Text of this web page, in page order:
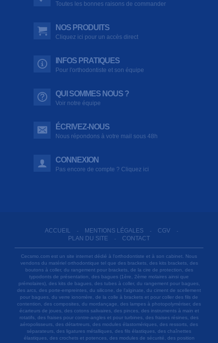
Toutes les bonnes raisons de commander
NOS PRODUITS
Cliquez ici pour un accès direct
INFOS PRATIQUES
Pour l'orthodontiste et son équipe
QUI SOMMES NOUS ?
Voir notre équipe
ÉCRIVEZ-NOUS
Nous répondons à votre mail sous 48h
CONNEXION
Pas encore de compte ? Cliquez ici
ACCUEIL - MENTIONS LÉGALES - CGV -
PLAN DU SITE - CONTACT
Cecsmo.com est un site internet dédié à l'orthodontiste et à son cabinet. Nous
vendons du matériel orthodontique tel que des brackets, des kits brackets, des
boutons à coller, du rangement pour brackets, de la cire de protection, des
typodonts de présentation, des bagues (1ère, 2ème molaires ainsi que
prémolaires), des kits de bagues, des tubes à coller, du rangement pour bagues,
des arcs, des porte-empreintes, du silicone, de l'alginate, du ciment de scellement
pour bagues, du verre ionomère, de la colle à brackets et pour coller des fils de
contention, des composites, du mordançage, des lampes à photopolymériser, des
écarteurs de joues, des cotons salivaires, des pinces, des instruments à main et
rotatifs, des fraises pour contre-angles et pour turbines, des fraises résines, des
aéropolisseurs, des détartreurs, des modules élastomériques, des ressorts, des
séparateurs, des ligatures métalliques, des fils élastiques, des chaînettes
élastiques, des crochets et potences, des modules de sécurité, des position